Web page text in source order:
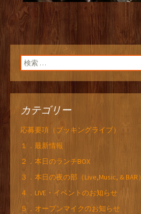
検索:
カテゴリー
応募要項（ブッキングライブ）
１．最新情報
２．本日のランチBOX
３．本日の夜の部（Live,Music, & BAR）
４．LIVE・イベントのお知らせ
５．オープンマイクのお知らせ